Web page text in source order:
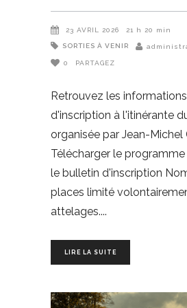
23 AVRIL 2026 21 h 20 min
SORTIES À VENIR
0 PARTAGEZ
Retrouvez les
d'inscription à l'itinérante
organisée par Jean-Michel
Télécharger le
le bulletin d'inscription
places limité
attelages.
LIRE LA SUITE